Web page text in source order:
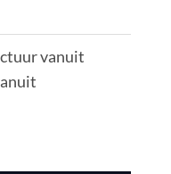
vanuit